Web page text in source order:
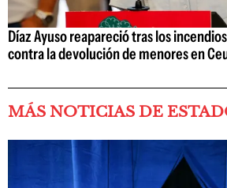
Díaz Ayuso reapareció tras los
contra la devolución de menores en
MÁS NOTICIAS DE